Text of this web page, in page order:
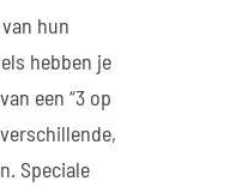
hun
hebben je
een “3 op
Speciale